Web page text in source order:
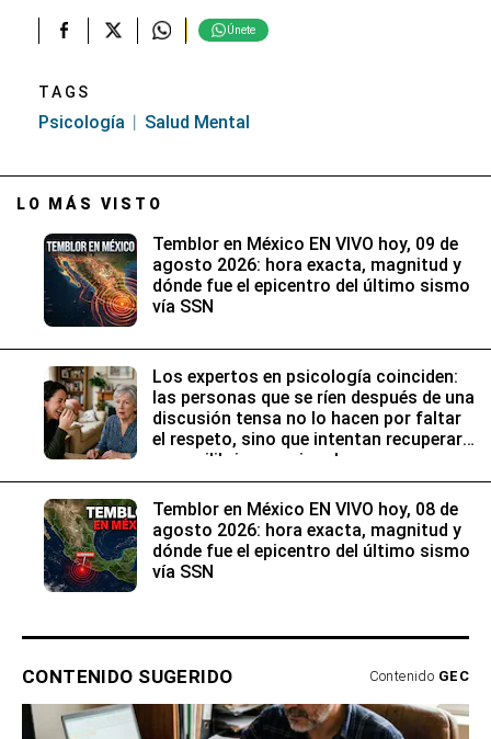
Únete
TAGS
Psicología Salud Mental
LO MÁS VISTO
Temblor en México EN VIVO hoy, 09 de
agosto 2026: hora exacta, magnitud y
dónde fue el epicentro del último sismo
vía SSN
Los expertos en psicología coinciden:
las personas que se ríen después de una
discusión tensa no lo hacen por faltar
el respeto, sino que intentan recuperar
su equilibrio emocional
Temblor en México EN VIVO hoy, 08 de
agosto 2026: hora exacta, magnitud y
dónde fue el epicentro del último sismo
vía SSN
CONTENIDO SUGERIDO Contenido GEC